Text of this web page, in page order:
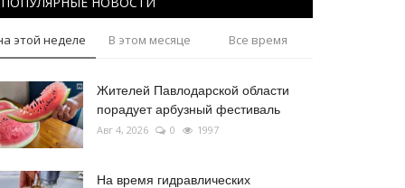
этой неделе В этом месяце Все время
Жителей Павлодарской области
порадует арбузный фестиваль
Авг 4, 2026 0 1997
На время гидравлических